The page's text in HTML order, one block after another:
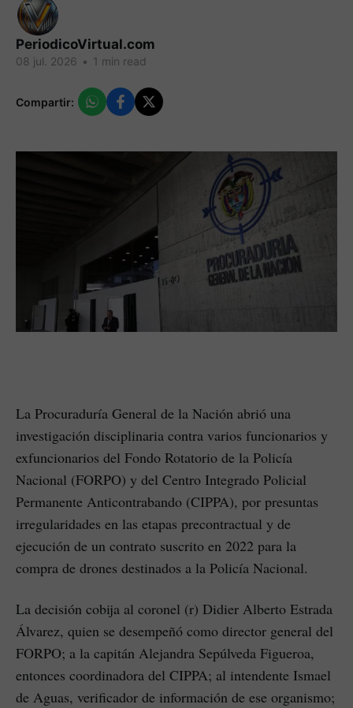
PeriodicoVirtual.com
08 jul. 2026 • 1 min read
Compartir:
La Procuraduría General de la Nación abrió una
investigación disciplinaria contra varios funcionarios y
exfuncionarios del Fondo Rotatorio de la Policía
Nacional (FORPO) y del Centro Integrado Policial
Permanente Anticontrabando (CIPPA), por presuntas
irregularidades en las etapas precontractual y de
ejecución de un contrato suscrito en 2022 para la
compra de drones destinados a la Policía Nacional.
La decisión cobija al coronel (r) Didier Alberto Estrada
Álvarez, quien se desempeñó como director general del
FORPO; a la capitán Alejandra Sepúlveda Figueroa,
entonces coordinadora del CIPPA; al intendente Ismael
de Aguas, verificador de información de ese organismo;